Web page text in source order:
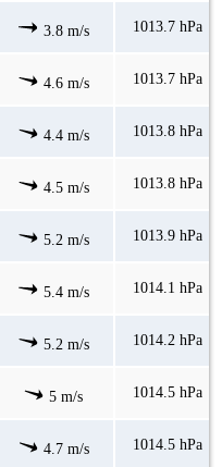
3.8 m/s 1013.7 hPa
4.6 m/s 1013.7 hPa
4.4 m/s 1013.8 hPa
4.5 m/s 1013.8 hPa
5.2 m/s 1013.9 hPa
5.4 m/s 1014.1 hPa
5.2 m/s 1014.2 hPa
5 m/s 1014.5 hPa
4.7 m/s 1014.5 hPa